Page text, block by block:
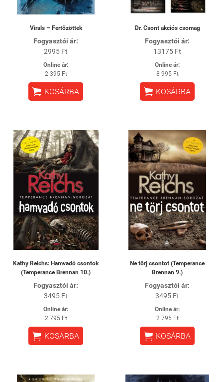
Virals – Fertőzöttek
Fogyasztói ár:
2995 Ft
Online ár:
2 395 Ft
 KOSÁRBA
Dr. Csont akciós csomag
Fogyasztói ár:
13175 Ft
Online ár:
8 995 Ft
 KOSÁRBA
Kathy Reichs: Hamvadó csontok
(Temperance Brennan 10.)
Fogyasztói ár:
3495 Ft
Online ár:
2 795 Ft
 KOSÁRBA
Ne törj csontot (Temperance
Brennan 9.)
Fogyasztói ár:
3495 Ft
Online ár:
2 795 Ft
 KOSÁRBA